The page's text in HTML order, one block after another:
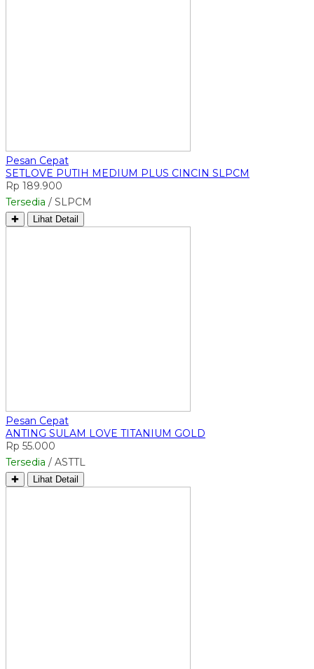
Pesan Cepat
SETLOVE PUTIH MEDIUM PLUS CINCIN SLPCM
Rp 189.900
Tersedia / SLPCM
✚ Lihat Detail
Pesan Cepat
ANTING SULAM LOVE TITANIUM GOLD
Rp 55.000
Tersedia / ASTTL
✚ Lihat Detail